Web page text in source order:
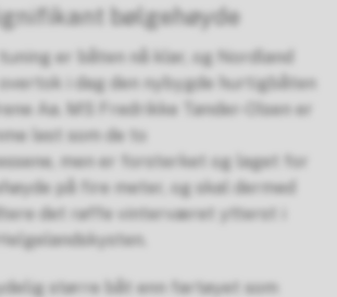
bølgehøyde
er båten nå klar, og Nordland
i dag den nybygde hurtigbåten
Aa. MS Fredrikke Tønder-Olsen er
lest som de to
men er forsterket og laget for
på fire meter, og skal dermed
det røffe vinterværet ytterst i
større båt enn fartøyet som